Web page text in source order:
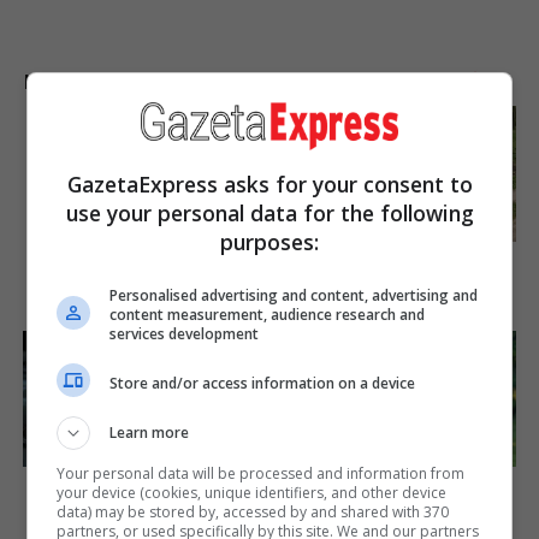
LAJME NGA INTERNETI
Are You The Same Alone
Brainberries
This Woman Chose To Live
Brainberries
Unleashing Her Passion:
Demi Moore's 8 Sultriest
Movie Roles!
The Influencer Who Went
Viral For Inspiring GRWMs
Brainberries
GazetaExpress asks for your consent to
use your personal data for the following
purposes:
Personalised advertising and content, advertising and
content measurement, audience research and
services development
Store and/or access information on a device
Learn more
Your personal data will be processed and information from
your device (cookies, unique identifiers, and other device
data) may be stored by, accessed by and shared with 370
partners, or used specifically by this site. We and our partners